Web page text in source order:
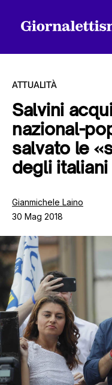
Tutti gli articoli
Chi siamo
Contatti
ATTUALITÀ
Salvini
nazional-
salvato le
degli italiani
Gianmichele Laino
30 Mag 2018